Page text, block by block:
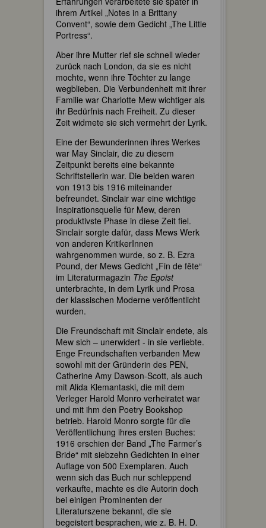
ihrem Artikel „Notes in a Brittany
Convent“, sowie dem Gedicht „The Little
Portress“.
Aber ihre Mutter rief sie schnell wieder
zurück nach London, da sie es nicht
mochte, wenn ihre Töchter zu lange
wegblieben. Die Verbundenheit mit ihrer
Familie war Charlotte Mew wichtiger als
ihr Bedürfnis nach Freiheit. Zu dieser
Zeit widmete sie sich vermehrt der Lyrik.
Eine der Bewunderinnen ihres Werkes
war May Sinclair, die zu diesem
Zeitpunkt bereits eine bekannte
Schriftstellerin war. Die beiden waren
von 1913 bis 1916 miteinander
befreundet. Sinclair war eine wichtige
Inspirationsquelle für Mew, deren
produktivste Phase in diese Zeit fiel.
Sinclair sorgte dafür, dass Mews Werk
von anderen KritikerInnen
wahrgenommen wurde, so z. B. Ezra
Pound, der Mews Gedicht „Fin de fête“
im Literaturmagazin The Egoist
unterbrachte, in dem Lyrik und Prosa
der klassischen Moderne veröffentlicht
wurden.
Die Freundschaft mit Sinclair endete, als
Mew sich – unerwidert - in sie verliebte.
Enge Freundschaften verbanden Mew
sowohl mit der Gründerin des PEN,
Catherine Amy Dawson-Scott, als auch
mit Alida Klemantaski, die mit dem
Verleger Harold Monro verheiratet war
und mit ihm den Poetry Bookshop
betrieb. Harold Monro sorgte für die
Veröffentlichung ihres ersten Buches:
1916 erschien der Band „The Farmer’s
Bride“ mit siebzehn Gedichten in einer
Auflage von 500 Exemplaren. Auch
wenn sich das Buch nur schleppend
verkaufte, machte es die Autorin doch
bei einigen Prominenten der
Literaturszene bekannt, die sie
begeistert besprachen, wie z. B. H. D.